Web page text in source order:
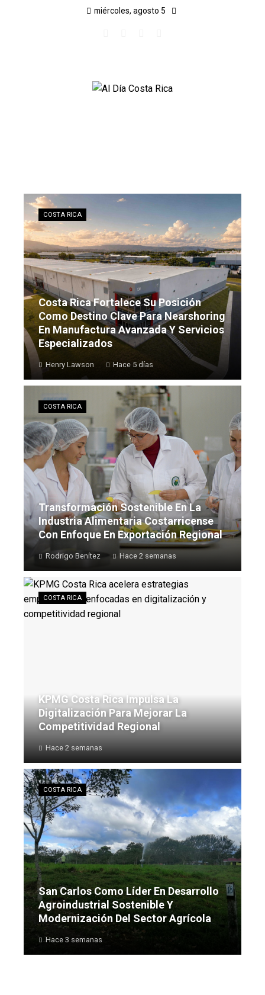
miércoles, agosto 5
COSTA RICA
Costa Rica Fortalece Su Posición
Como Destino Clave Para Nearshoring
En Manufactura Avanzada Y Servicios
Especializados
Henry Lawson Hace 5 días
COSTA RICA
Transformación Sostenible En La
Industria Alimentaria Costarricense
Con Enfoque En Exportación Regional
Rodrigo Benítez Hace 2 semanas
COSTA RICA
KPMG Costa Rica Impulsa La
Digitalización Para Mejorar La
Competitividad Regional
Hace 2 semanas
COSTA RICA
San Carlos Como Líder En Desarrollo
Agroindustrial Sostenible Y
Modernización Del Sector Agrícola
Hace 3 semanas